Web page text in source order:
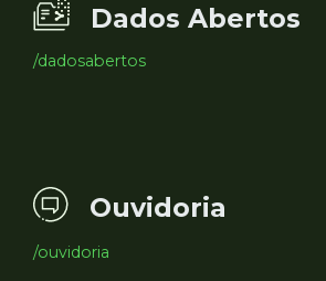
Dados Abertos
/dadosabertos
Ouvidoria
/ouvidoria